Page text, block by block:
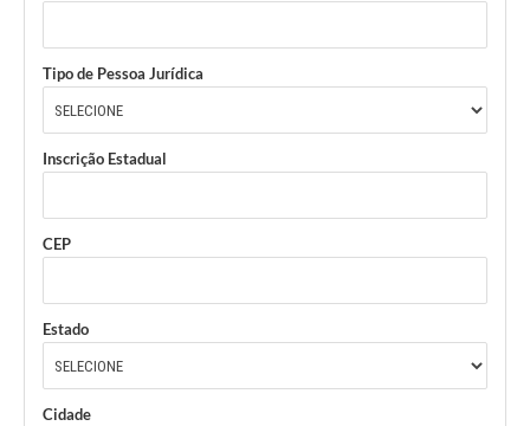
Tipo de Pessoa Jurídica
Inscrição Estadual
CEP
Estado
Cidade